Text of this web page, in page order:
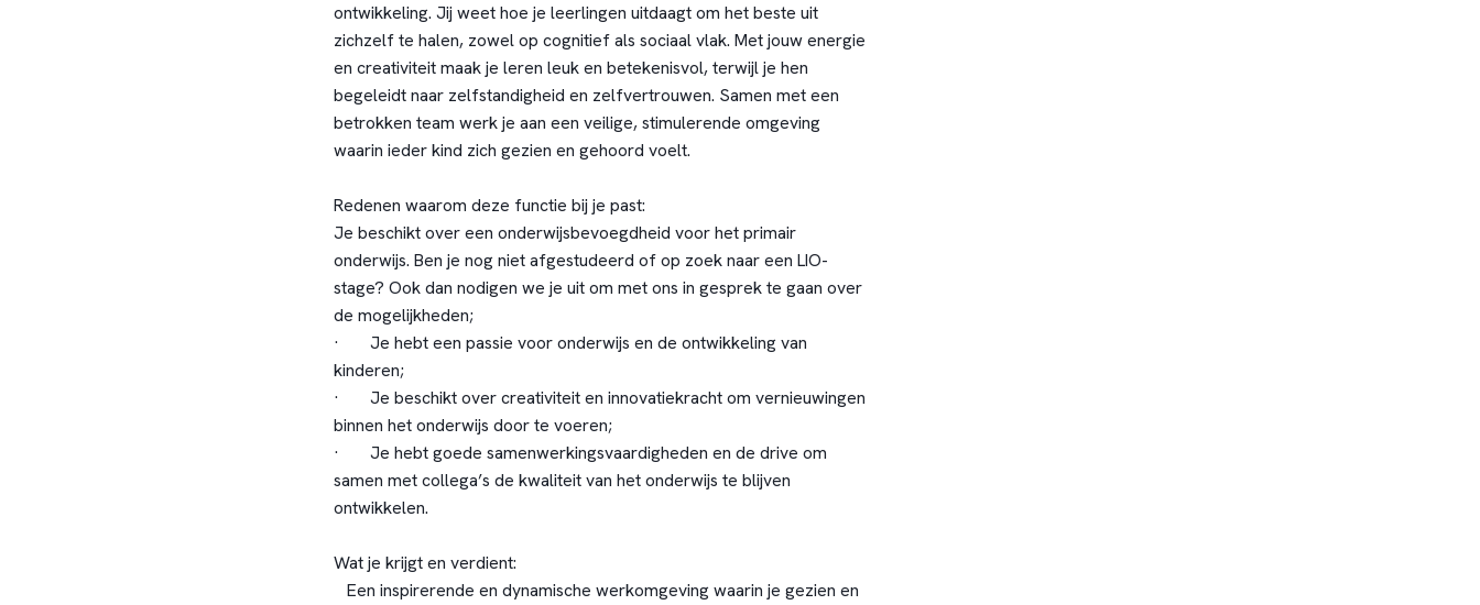
ontwikkeling. Jij weet hoe je leerlingen uitdaagt om het beste uit
zichzelf te halen, zowel op cognitief als sociaal vlak. Met jouw energie
en creativiteit maak je leren leuk en betekenisvol, terwijl je hen
begeleidt naar zelfstandigheid en zelfvertrouwen. Samen met een
betrokken team werk je aan een veilige, stimulerende omgeving
waarin ieder kind zich gezien en gehoord voelt.
Redenen waarom deze functie bij je past:
Je beschikt over een onderwijsbevoegdheid voor het primair
onderwijs. Ben je nog niet afgestudeerd of op zoek naar een LIO-
stage? Ook dan nodigen we je uit om met ons in gesprek te gaan over
de mogelijkheden;
· Je hebt een passie voor onderwijs en de ontwikkeling van
kinderen;
· Je beschikt over creativiteit en innovatiekracht om vernieuwingen
binnen het onderwijs door te voeren;
· Je hebt goede samenwerkingsvaardigheden en de drive om
samen met collega’s de kwaliteit van het onderwijs te blijven
ontwikkelen.
Wat je krijgt en verdient:
Een inspirerende en dynamische werkomgeving waarin je gezien en